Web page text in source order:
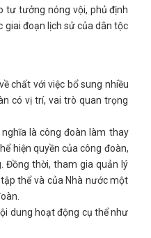
tư tưởng nóng vội, phủ định
đoạn lịch sử của dân tộc
chất với việc bổ sung nhiều
có vị trí, vai trò quan trọng
là công đoàn làm thay
hiện quyền của công đoàn,
Đồng thời, tham gia quản lý
thể và của Nhà nước một
dung hoạt động cụ thể như